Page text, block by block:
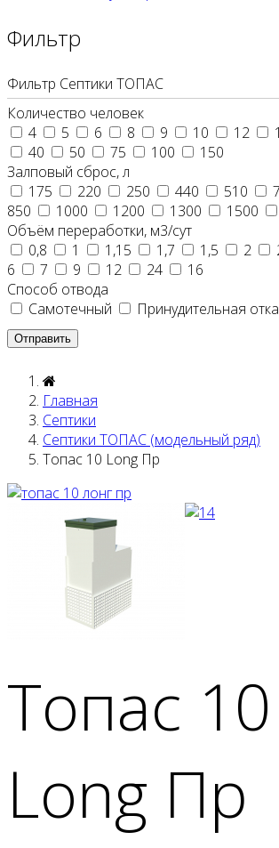
Фильтр
Фильтр Септики ТОПАС
Количество человек
4
5 6 8 9 10 12
40
50 75 100
150
Залповый сброс, л
175
220 250 440 510
850
1000 1200 1300 1500
Объём переработки, м3/сут
0,8
1 1,15 1,7 1,5 2
6
7 9 12 24
16
Способ отвода
Самотечный
Принудительная
Главная
Септики
Септики ТОПАС (модельный ряд)
Топас 10 Long Пр
Топас 10
Long Пр